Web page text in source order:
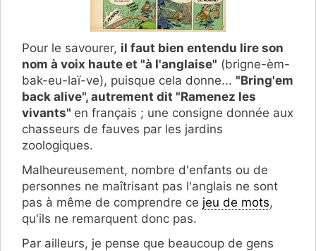
Pour le savourer, il faut bien entendu lire son
nom à voix haute et "à l'anglaise" (brigne-èm-
bak-eu-laï-ve), puisque cela donne... "Bring'em
back alive", autrement dit "Ramenez les
vivants" en français ; une consigne donnée aux
chasseurs de fauves par les jardins
zoologiques.
Malheureusement, nombre d'enfants ou de
personnes ne maîtrisant pas l'anglais ne sont
pas à même de comprendre ce jeu de mots,
qu'ils ne remarquent donc pas.
Par ailleurs, je pense que beaucoup de gens